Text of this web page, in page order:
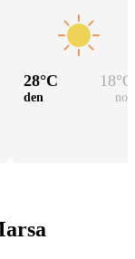
28°C 18°C
den noc